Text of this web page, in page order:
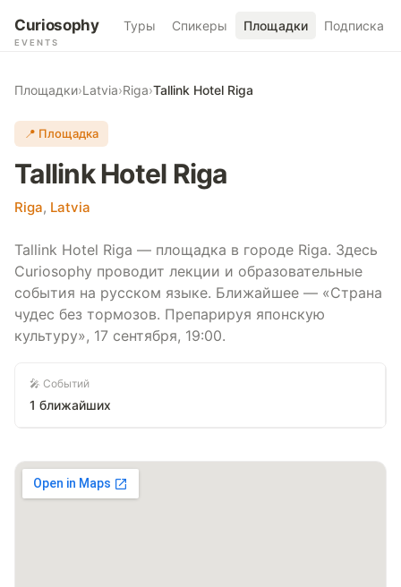
Curiosophy
EVENTS
Туры Спикеры Площадки Подписка
Площадки›Latvia›Riga›Tallink Hotel Riga
📍 Площадка
Tallink Hotel Riga
Riga, Latvia
Tallink Hotel Riga — площадка в городе Riga. Здесь
Curiosophy проводит лекции и образовательные
события на русском языке. Ближайшее — «Страна
чудес без тормозов. Препарируя японскую
культуру», 17 сентября, 19:00.
🎤 Событий
1 ближайших